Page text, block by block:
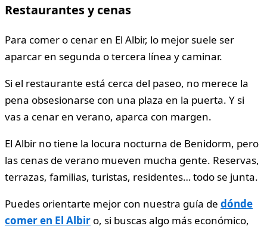
Restaurantes y cenas
Para comer o cenar en El Albir, lo mejor suele ser
aparcar en segunda o tercera línea y caminar.
Si el restaurante está cerca del paseo, no merece la
pena obsesionarse con una plaza en la puerta. Y si
vas a cenar en verano, aparca con margen.
El Albir no tiene la locura nocturna de Benidorm, pero
las cenas de verano mueven mucha gente. Reservas,
terrazas, familias, turistas, residentes… todo se junta.
Puedes orientarte mejor con nuestra guía de dónde
comer en El Albir o, si buscas algo más económico,